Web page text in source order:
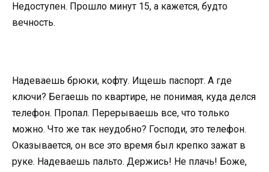
Недоступен. Прошло минут 15, а кажется, будто
вечность.
Надеваешь брюки, кофту. Ищешь паспорт. А где
ключи? Бегаешь по квартире, не понимая, куда делся
телефон. Пропал. Перерываешь все, что только
можно. Что же так неудобно? Господи, это телефон.
Оказывается, он все это время был крепко зажат в
руке. Надеваешь пальто. Держись! Не плачь! Боже,